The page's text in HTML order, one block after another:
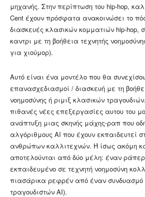
μηχανής. Στην περίπτωση του hip-hop,
Cent έχουν πρόσφατα ανακοινώσει το
διασκευές κλασικών κομματιών hip-hop,
καντρι με τη βοήθεια τεχνητής
για χιούμορ).
Αυτό είναι ένα μοντέλο που θα
επανασχεδιασμοί / διασκευή με τη
νοημοσύνης ή ριμιξ κλασικών
πιθανές νέες επεξεργασίες αυτου του
ανάπτυξη μιας σκηνής μάχης-ραπ που
αλγόριθμους AI που έχουν εκπαιδευτεί
ανθρώπων καλλιτεχνών. Ή ίσως ακόμη
αποτελούνται από δύο μέλη: έναν ράπερ
εκπαιδευμένο σε τεχνητή νοημοσύνη
πιασάρικα ρεφρέν από έναν
τραγουδιστών AI).